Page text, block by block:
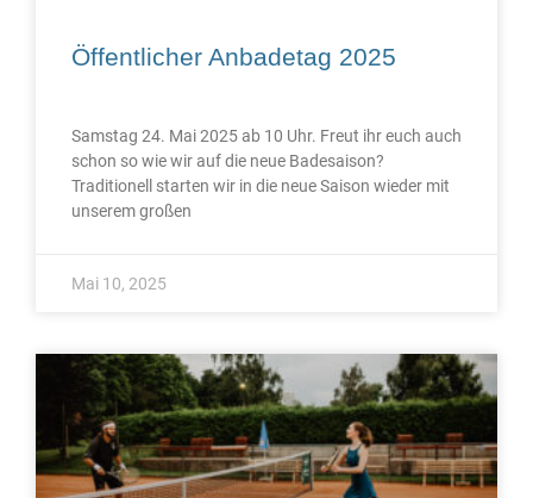
Öffentlicher Anbadetag 2025
Samstag 24. Mai 2025 ab 10 Uhr. Freut ihr euch auch
schon so wie wir auf die neue Badesaison?
Traditionell starten wir in die neue Saison wieder mit
unserem großen
Mai 10, 2025